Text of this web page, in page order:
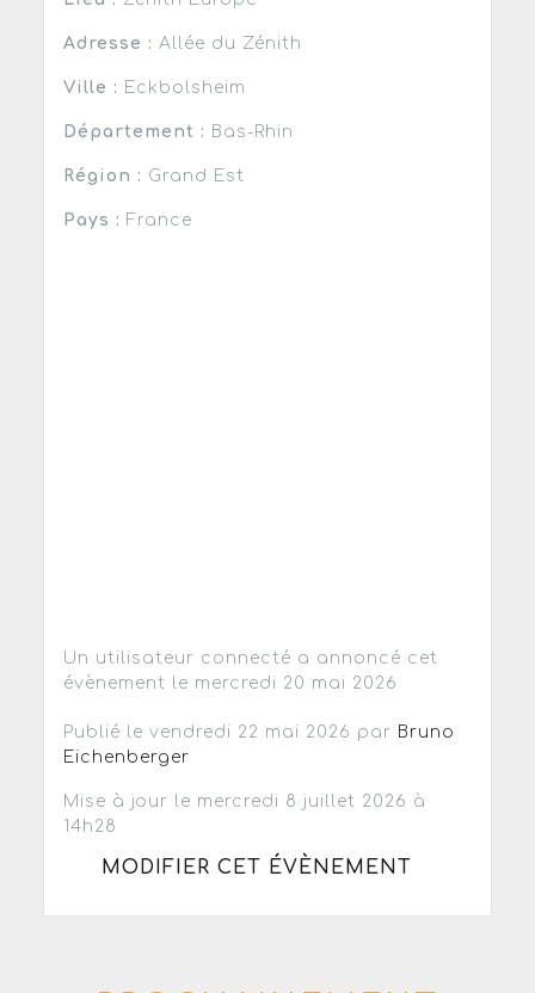
Adresse : Allée du Zénith
Ville : Eckbolsheim
Département : Bas-Rhin
Région : Grand Est
Pays : France
Un utilisateur connecté a annoncé cet
évènement le mercredi 20 mai 2026
Publié le vendredi 22 mai 2026 par Bruno
Eichenberger
Mise à jour le mercredi 8 juillet 2026 à
14h28
MODIFIER CET ÉVÈNEMENT